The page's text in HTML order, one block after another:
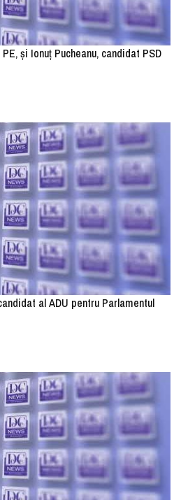
și Ionuț Pucheanu, candidat PSD
al ADU pentru Parlamentul